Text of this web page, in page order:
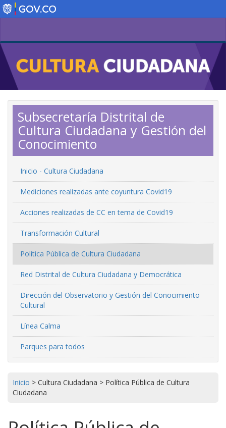
Skip
to
Subsecretaría Distrital de
Cultura Ciudadana y Gestión del
Conocimiento
Inicio - Cultura Ciudadana
Mediciones realizadas ante coyuntura Covid19
Acciones realizadas de CC en tema de Covid19
Transformación Cultural
Política Pública de Cultura Ciudadana
Red Distrital de Cultura Ciudadana y Democrática
Dirección del Observatorio y Gestión del Conocimiento
Cultural
Línea Calma
Parques para todos
Inicio > Cultura Ciudadana > Política Pública de Cultura
Ciudadana